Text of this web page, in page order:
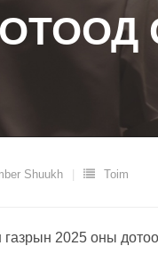
Shuukh Toim
2025 оны